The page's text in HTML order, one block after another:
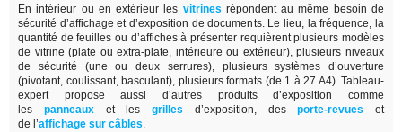
En intérieur ou en extérieur les vitrines répondent au même besoin de
sécurité d’affichage et d’exposition de documents. Le lieu, la fréquence, la
quantité de feuilles ou d’affiches à présenter requièrent plusieurs modèles
de vitrine (plate ou extra-plate, intérieure ou extérieur), plusieurs niveaux
de sécurité (une ou deux serrures), plusieurs systèmes d’ouverture
(pivotant, coulissant, basculant), plusieurs formats (de 1 à 27 A4). Tableau-
expert propose aussi d’autres produits d’exposition comme
les
panneaux et les grilles d’exposition, des porte-revues
et
de l’affichage sur câbles.